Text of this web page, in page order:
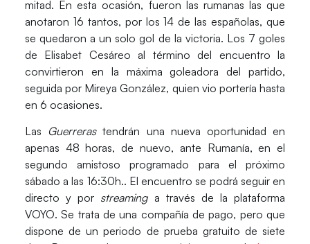
mitad. En esta ocasión, fueron las rumanas las que
anotaron 16 tantos, por los 14 de las españolas, que
se quedaron a un solo gol de la victoria. Los 7 goles
de Elisabet Cesáreo al término del encuentro la
convirtieron en la máxima goleadora del partido,
seguida por Mireya González, quien vio portería hasta
en 6 ocasiones.
Las Guerrerastendrán una nueva oportunidad en
apenas 48 horas, de nuevo, ante Rumanía, en el
segundo amistoso programado para el próximo
sábado a las 16:30h.. El encuentro se podrá seguir en
directo y por streaminga través de la plataforma
VOYO. Se trata de una compañía de pago, pero que
dispone de un periodo de prueba gratuito de siete